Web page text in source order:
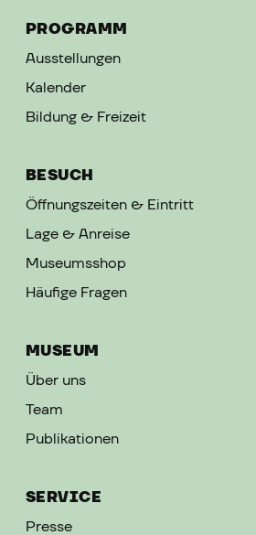
PROGRAMM
Ausstellungen
Kalender
Bildung & Freizeit
BESUCH
Öffnungszeiten & Eintritt
Lage & Anreise
Museumsshop
Häufige Fragen
MUSEUM
Über uns
Team
Publikationen
SERVICE
Presse